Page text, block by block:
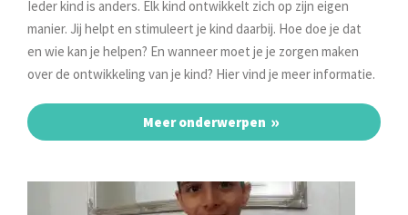
Ieder kind is anders. Elk kind ontwikkelt zich op zijn eigen
manier. Jij helpt en stimuleert je kind daarbij. Hoe doe je dat
en wie kan je helpen? En wanneer moet je je zorgen maken
over de ontwikkeling van je kind? Hier vind je meer informatie.
Meer onderwerpen